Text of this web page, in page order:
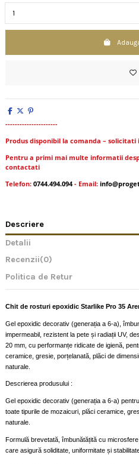
----------------------
Produs disponibil la comanda –
Pentru a primi mai multe informatii
contactati
Telefon: 0744.494.094- Email:
Descriere
Detalii
Recenzii(0)
Politica de Retur
Chit de rosturi epoxidic Starlike Pro 35
Gel epoxidic decorativ (generația a 6-a),
impermeabil, rezistent la pete și radiații UV,
20 mm, cu performanțe ridicate de igienă,
ceramice, gresie, porțelanată, plăci de
naturale.
Descrierea produsului :
Gel epoxidic decorativ (generația a 6-a)
toate tipurile de mozaicuri, plăci ceramice,
naturale.
Formulă brevetată, îmbunătățită cu
care asigură soliditate, uniformitate și